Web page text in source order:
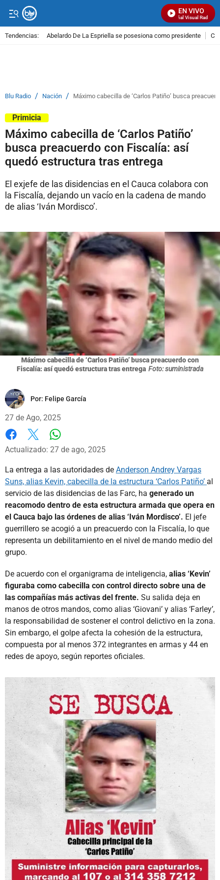
EN VIVO
Señal Visual Radio
Tendencias: Abelardo De La Espriella se posesiona como presidente
Blu Radio / Nación / Máximo cabecilla de ‘Carlos Patiño’ busca
Primicia
Máximo cabecilla de ‘Carlos Patiño’
busca preacuerdo con Fiscalía: así
quedó estructura tras entrega
El exjefe de las disidencias en el Cauca colabora con
la Fiscalía, dejando un vacío en la cadena de mando
de alias ‘Iván Mordisco’.
Máximo cabecilla de ‘Carlos Patiño’ busca preacuerdo con
Fiscalía: así quedó estructura tras entrega Foto: suministrada
Por: Felipe García
27 de Ago, 2025
Facebook
X
Actualizado: 27 de ago, 2025
La entrega a las autoridades de Anderson Andrey Vargas
Suns, alias Kevin, cabecilla de la estructura ‘Carlos Patiño’ al
servicio de las disidencias de las Farc, ha generado un
reacomodo dentro de esta estructura armada que opera en
el Cauca bajo las órdenes de alias ‘Iván Mordisco’. El jefe
guerrillero se acogió a un preacuerdo con la Fiscalía, lo que
representa un debilitamiento en el nivel de mando medio del
grupo.
De acuerdo con el organigrama de inteligencia, alias ‘Kevin’
figuraba como cabecilla con control directo sobre una de
las compañías más activas del frente. Su salida deja en
manos de otros mandos, como alias ‘Giovani’ y alias ‘Farley’,
la responsabilidad de sostener el control delictivo en la zona.
Sin embargo, el golpe afecta la cohesión de la estructura,
compuesta por al menos 372 integrantes en armas y 44 en
redes de apoyo, según reportes oficiales.